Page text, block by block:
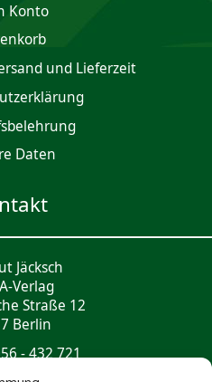
Konto
und Lieferzeit
Daten
Jäcksch
Verlag
Straße 12
Berlin
- 432 721